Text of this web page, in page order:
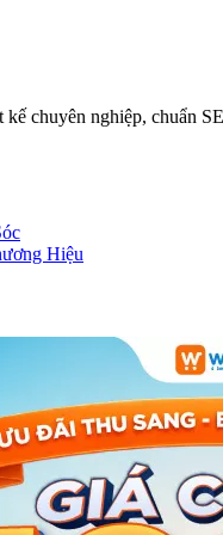
chuyên nghiệp, chuẩn
Hiệu